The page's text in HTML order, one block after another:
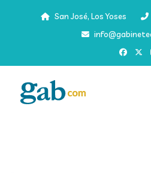
San José, Los Yoses